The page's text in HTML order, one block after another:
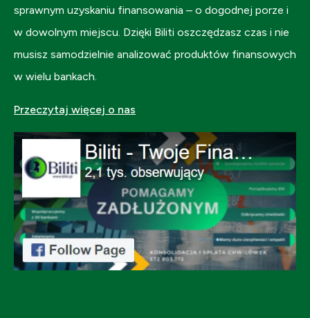
sprawnym uzyskaniu finansowania – o dogodnej porze i
w dowolnym miejscu. Dzięki Biliti oszczędzasz czas i nie
musisz samodzielnie analizować produktów finansowych
w wielu bankach.
Przeczytaj więcej o nas